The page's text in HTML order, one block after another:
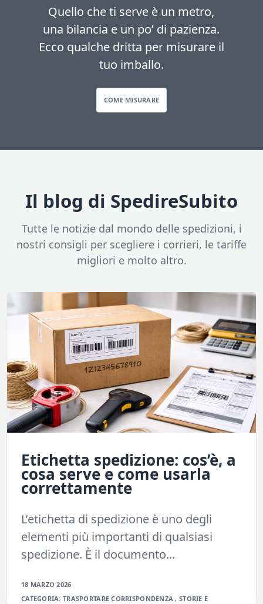
Quello che ti serve è un metro,
una bilancia e un po’ di pazienza.
Ecco qualche dritta per misurare il
tuo imballo.
COME MISURARE
Il blog di SpedireSubito
Tutte le notizie dal mondo delle spedizioni, i
nostri consigli per scegliere i corrieri, le tariffe
migliori e molto altro.
Etichetta spedizione: cos’è, a
cosa serve e come usarla
correttamente
L’etichetta di spedizione è uno degli
elementi più importanti di qualsiasi
spedizione. È il documento...
18 MARZO 2026
CATEGORIA:TRASPORTARECORRISPONDENZA,STORIE E